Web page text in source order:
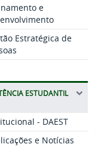
e
Estratégica de
ESTUDANTIL
- DAEST
e Notícias